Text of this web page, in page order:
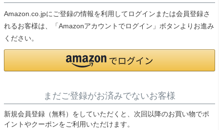
Amazon.co.jpにご登録の情報を利用してログインまたは会員登録さ
れるお客様は、「Amazonアカウントでログイン」ボタンよりお進み
ください。
まだご登録がお済みでないお客様
新規会員登録（無料）をしていただくと、次回以降のお買い物でポ
イントやクーポンをご利用いただけます。